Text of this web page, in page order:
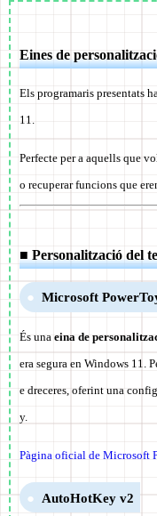
Eines de
Els programaris presentats
11.
Perfecte per a aquells que
o recuperar funcions que
■ Personalització del
Microsoft
És una eina de
era segura en Windows 11.
e dreceres, oferint una
y.
Pàgina oficial de Microsoft
AutoHotKey v2